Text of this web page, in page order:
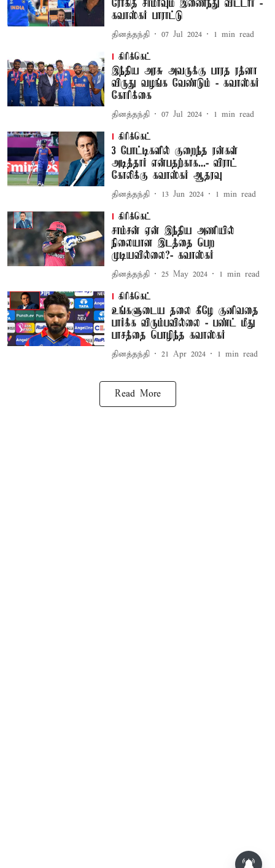
ரோகித் சர்மாவும் இணைந்து விட்டார் -
கவாஸ்கர் பாராட்டு
தினத்தந்தி 07 Jul 2024 1 min read
கிரிக்கெட்
இந்திய அரசு அவருக்கு பாரத ரத்னா
விருது வழங்க வேண்டும் - கவாஸ்கர்
கோரிக்கை
தினத்தந்தி 07 Jul 2024 1 min read
கிரிக்கெட்
3 போட்டிகளில் குறைந்த ரன்கள்
அடித்தார் என்பதற்காக...- விராட்
கோலிக்கு கவாஸ்கர் ஆதரவு
தினத்தந்தி 13 Jun 2024 1 min read
கிரிக்கெட்
சாம்சன் ஏன் இந்திய அணியில்
நிலையான இடத்தை பெற
முடியவில்லை?- கவாஸ்கர்
தினத்தந்தி 25 May 2024 1 min read
கிரிக்கெட்
உங்களுடைய தலை கீழே குனிவதை
பார்க்க விரும்பவில்லை - பண்ட் மீது
பாசத்தை பொழிந்த கவாஸ்கர்
தினத்தந்தி 21 Apr 2024 1 min read
Read More